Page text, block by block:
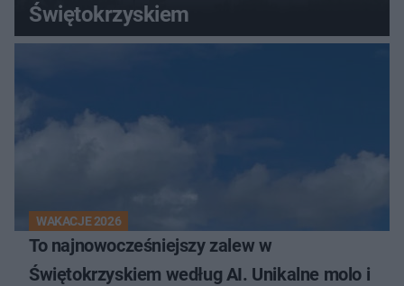
Świętokrzyskiem
WAKACJE 2026
To najnowocześniejszy zalew w
Świętokrzyskiem według AI. Unikalne molo i